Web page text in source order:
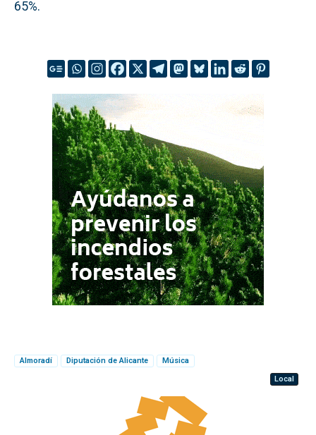
65%.
Almoradí Diputación de Alicante
Música
Local